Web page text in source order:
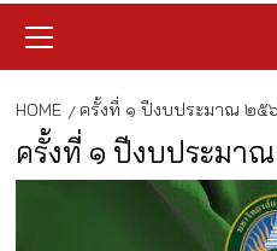
Menu
HOME ครั้งที่ ๑ ปีงบประมาณ ๒๕
ครั้งที่ ๑ ปีงบประมา